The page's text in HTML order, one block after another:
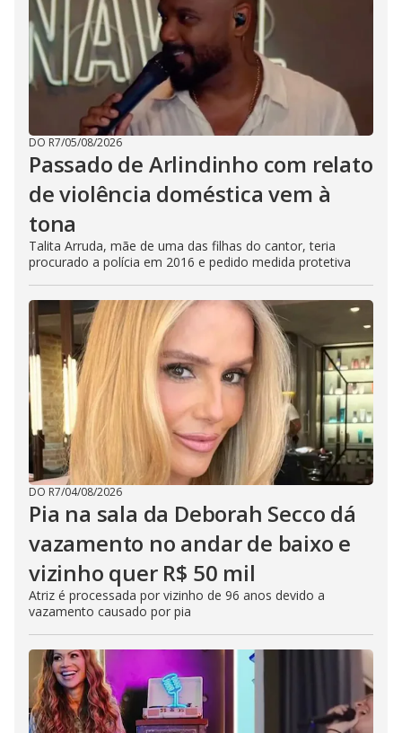
DO R7/05/08/2026
Passado de Arlindinho com relato
de violência doméstica vem à
tona
Talita Arruda, mãe de uma das filhas do cantor, teria
procurado a polícia em 2016 e pedido medida protetiva
DO R7/04/08/2026
Pia na sala da Deborah Secco dá
vazamento no andar de baixo e
vizinho quer R$ 50 mil
Atriz é processada por vizinho de 96 anos devido a
vazamento causado por pia